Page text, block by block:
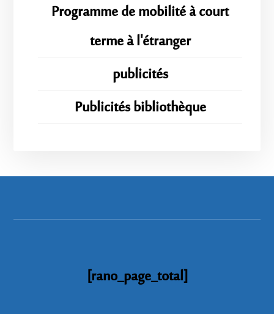
Programme de mobilité à court
terme à l'étranger
publicités
Publicités bibliothèque
[rano_page_total]